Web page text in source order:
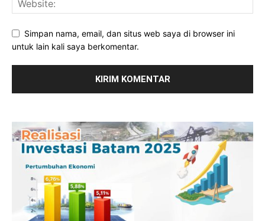
Simpan nama, email, dan situs web saya di browser ini
untuk lain kali saya berkomentar.